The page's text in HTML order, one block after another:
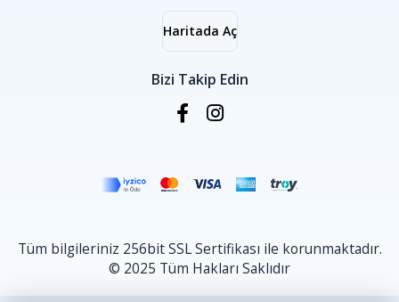
Haritada Aç
Bizi Takip Edin
Tüm bilgileriniz 256bit SSL Sertifikası ile korunmaktadır.
© 2025 Tüm Hakları Saklıdır